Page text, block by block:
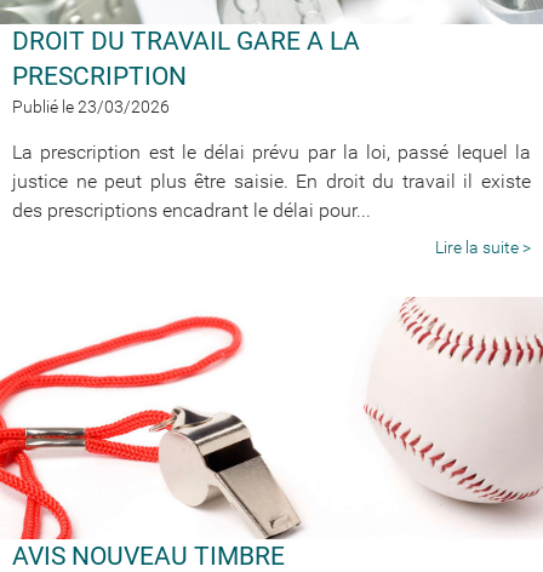
DROIT DU TRAVAIL GARE A LA
PRESCRIPTION
Publié le 23/03/2026
La prescription est le délai prévu par la loi, passé lequel la
justice ne peut plus être saisie. En droit du travail il existe
des prescriptions encadrant le délai pour...
Lire la suite >
AVIS NOUVEAU TIMBRE